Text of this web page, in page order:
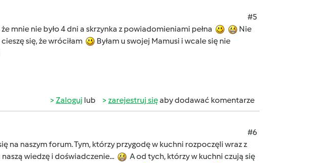
#5
mnie nie było 4 dni a skrzynka z powiadomieniami pełna
Nie
się, że wróciłam
Byłam u swojej Mamusi i wcale się nie
Zaloguj lub zarejestruj sięaby dodawać komentarze
#6
na naszym forum. Tym, którzy przygodę w kuchni rozpoczęli wraz z
wiedzę i doświadczenie...
A od tych, którzy w kuchni czują się